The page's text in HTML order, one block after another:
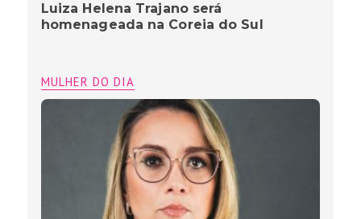
Luiza Helena Trajano será
homenageada na Coreia do Sul
MULHER DO DIA